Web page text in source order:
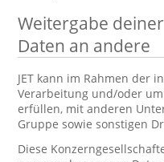
Weitergabe
Daten an andere
JET kann im Rahmen der
Verarbeitung und/oder
erfüllen, mit anderen
Gruppe sowie sonstigen
Diese